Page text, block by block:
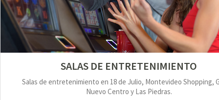
SALAS DE ENTRETENIMIENTO
Salas de entretenimiento en 18 de Julio, Montevideo Shopping,
Nuevo Centro y Las Piedras.